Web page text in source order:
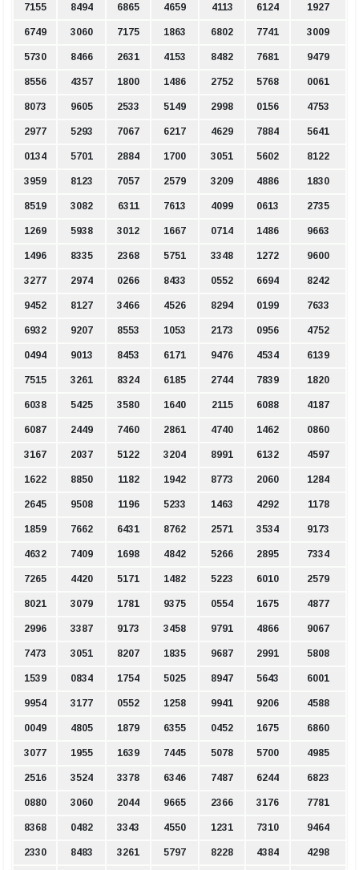
7155 8494 6865 4659 4113 6124 1927
6749 3060 7175 1863 6802 7741 3009
5730 8466 2631 4153 8482 7681 9479
8556 4357 1800 1486 2752 5768 0061
8073 9605 2533 5149 2998 0156 4753
2977 5293 7067 6217 4629 7884 5641
0134 5701 2884 1700 3051 5602 8122
3959 8123 7057 2579 3209 4886 1830
8519 3082 6311 7613 4099 0613 2735
1269 5938 3012 1667 0714 1486 9663
1496 8335 2368 5751 3348 1272 9600
3277 2974 0266 8433 0552 6694 8242
9452 8127 3466 4526 8294 0199 7633
6932 9207 8553 1053 2173 0956 4752
0494 9013 8453 6171 9476 4534 6139
7515 3261 8324 6185 2744 7839 1820
6038 5425 3580 1640 2115 6088 4187
6087 2449 7460 2861 4740 1462 0860
3167 2037 5122 3204 8991 6132 4597
1622 8850 1182 1942 8773 2060 1284
2645 9508 1196 5233 1463 4292 1178
1859 7662 6431 8762 2571 3534 9173
4632 7409 1698 4842 5266 2895 7334
7265 4420 5171 1482 5223 6010 2579
8021 3079 1781 9375 0554 1675 4877
2996 3387 9173 3458 9791 4866 9067
7473 3051 8207 1835 9687 2991 5808
1539 0834 1754 5025 8947 5643 6001
9954 3177 0552 1258 9941 9206 4588
0049 4805 1879 6355 0452 1675 6860
3077 1955 1639 7445 5078 5700 4985
2516 3524 3378 6346 7487 6244 6823
0880 3060 2044 9665 2366 3176 7781
8368 0482 3343 4550 1231 7310 9464
2330 8483 3261 5797 8228 4384 4298